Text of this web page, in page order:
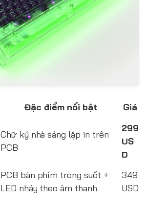
Đặc điểm nổi bật Giá
Chữ ký nhà sáng lập in trên
PCB
299
US
D
PCB bàn phím trong suốt +
LED nháy theo âm thanh
349
USD